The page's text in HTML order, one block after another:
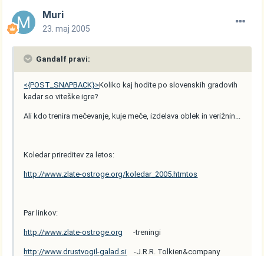
Muri
23. maj 2005
Gandalf pravi:
<{POST_SNAPBACK}>Koliko kaj hodite po slovenskih gradovih
kadar so viteške igre?
Ali kdo trenira mečevanje, kuje meče, izdelava oblek in verižnin...
Koledar prireditev za letos:
http://www.zlate-ostroge.org/koledar_2005.htmtos
Par linkov:
http://www.zlate-ostroge.org -treningi
http://www.drustvogil-galad.si -J.R.R. Tolkien&company